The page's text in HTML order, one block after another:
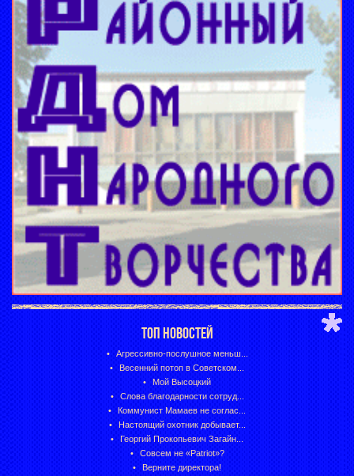
ТОП НОВОСТЕЙ
Агрессивно-послушное меньш...
Весенний потоп в Советском...
Мой Высоцкий
Слова благодарности сотруд...
Коммунист Мамаев не соглас...
Настоящий охотник добывает...
Георгий Прокопьевич Загайн...
Совсем не «Patriot»?
Верните директора!